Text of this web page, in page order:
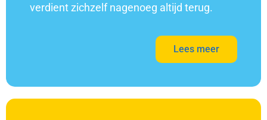
verdient zichzelf nagenoeg altijd terug.
Lees meer